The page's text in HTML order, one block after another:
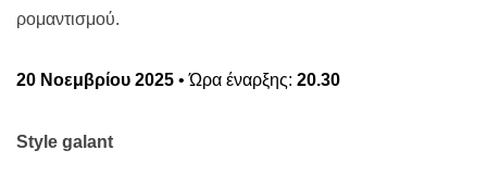
ρομαντισμού.
20 Νοεμβρίου 2025 • Ώρα έναρξης: 20.30
Style galant